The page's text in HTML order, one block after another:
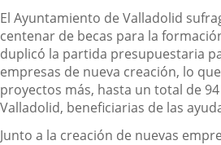
El Ayuntamiento de Valladolid
centenar de becas para la
duplicó la partida presupuestaria
empresas de nueva creación, lo
proyectos más, hasta un total de
Valladolid, beneficiarias de las
Junto a la creación de nuevas